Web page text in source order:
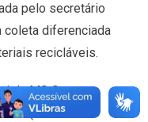
pelo secretário
coleta diferenciada
recicláveis.
da MS Sanear,
(Pontos de